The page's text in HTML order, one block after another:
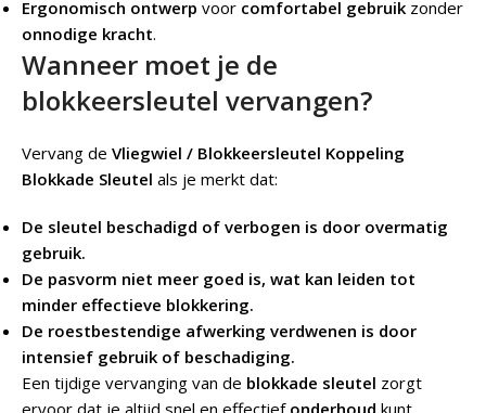
Ergonomisch ontwerp voor comfortabel gebruik zonder
onnodige kracht.
Wanneer moet je de
blokkeersleutel vervangen?
Vervang de Vliegwiel / Blokkeersleutel Koppeling
Blokkade Sleutel als je merkt dat:
De sleutel beschadigd of verbogen is door overmatig
gebruik.
De pasvorm niet meer goed is, wat kan leiden tot
minder effectieve blokkering.
De roestbestendige afwerking verdwenen is door
intensief gebruik of beschadiging.
Een tijdige vervanging van de blokkade sleutel zorgt
ervoor dat je altijd snel en effectief onderhoud kunt